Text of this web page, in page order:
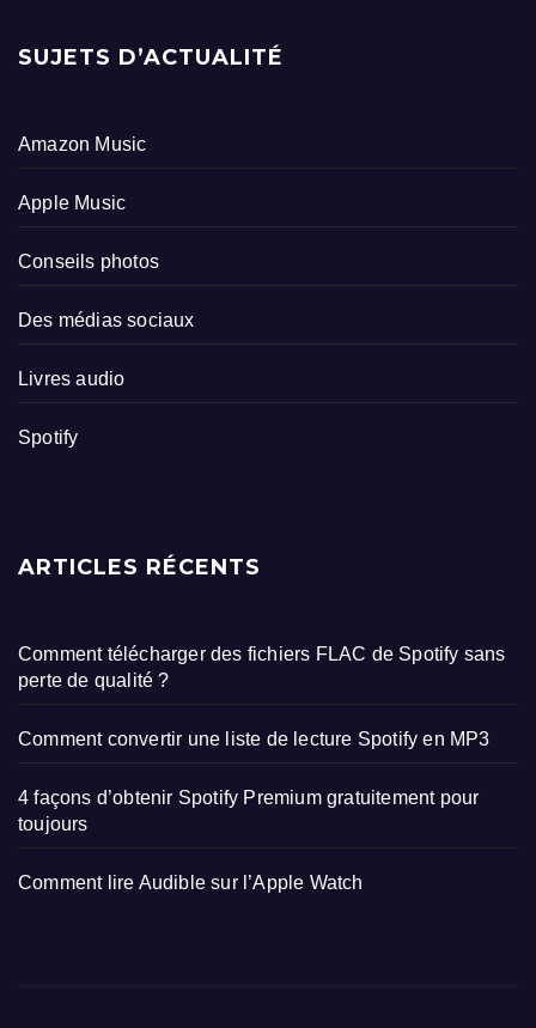
SUJETS D’ACTUALITÉ
Amazon Music
Apple Music
Conseils photos
Des médias sociaux
Livres audio
Spotify
ARTICLES RÉCENTS
Comment télécharger des fichiers FLAC de Spotify sans
perte de qualité ?
Comment convertir une liste de lecture Spotify en MP3
4 façons d’obtenir Spotify Premium gratuitement pour
toujours
Comment lire Audible sur l’Apple Watch